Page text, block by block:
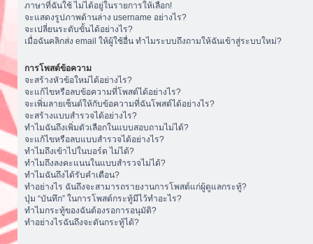
ภาษาที่ฉันใช้ ไม่ได้อยู่ในรายการให้เลือก!
จะแสดงรูปภาพด้านล่าง username อย่างไร?
จะเปลี่ยนระดับขั้นได้อย่างไร?
เมื่อฉันคลิกส่ง email ให้ผู้ใช้อื่น ทำไมระบบถึงถามให้ฉันเข้าสู่ระบบใหม่?
การโพสต์ข้อความ
จะสร้างหัวข้อใหม่ได้อย่างไร?
จะแก้ไขหรือลบข้อความที่โพสต์ได้อย่างไร?
จะเพิ่มลายเซ็นต์ให้กับข้อความที่ฉันโพสต์ได้อย่างไร?
จะสร้างแบบสำรวจได้อย่างไร?
ทำไมฉันถึงเพิ่มตัวเลือกในแบบสอบถามไม่ได้?
จะแก้ไขหรือลบแบบสำรวจได้อย่างไร?
ทำไมถึงเข้าไปในบอร์ด ไม่ได้?
ทำไมถึงลงคะแนนในแบบสำรวจไม่ได้?
ทำไมฉันถึงได้รับคำเตือน?
ทำอย่างไร ฉันถึงจะสามารถรายงานการโพสต์แก่ผู้ดูแลกระทู้?
ปุ่ม “บันทึก” ในการโพสต์กระทู้มีไว้ทำอะไร?
ทำไมกระทู้ของฉันต้องรอการอนุมัติ?
ทำอย่างไรฉันถึงจะดันกระทู้ได้?